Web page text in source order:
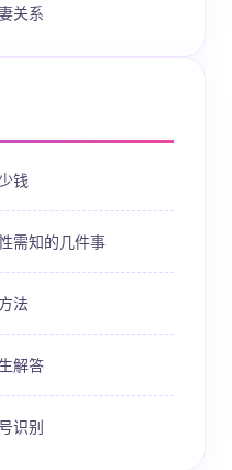
关系
钱
需知的几件事
法
解答
识别